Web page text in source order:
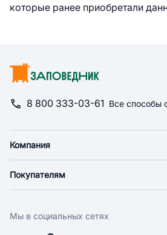
которые ранее приобретали
8 800 333-03-61 Все способы
Компания
Новости
Поставщикам
Покупателям
Оплата
Мы в социальных сетях